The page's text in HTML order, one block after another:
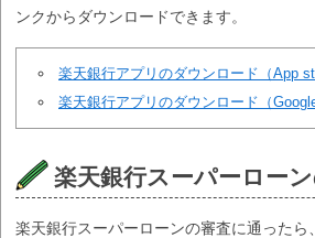
ンクからダウンロードできます。
楽天銀行アプリのダウンロード（App
楽天銀行アプリのダウンロード（
楽天銀行スーパーロー
楽天銀行スーパーローンの審査に通った